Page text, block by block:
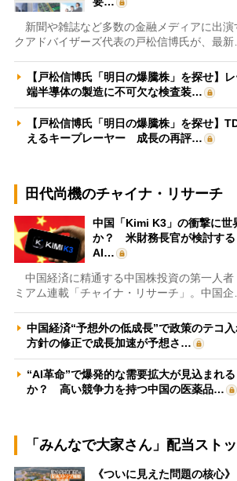
新聞や雑誌など多数の金融メディアに出演
クアドバイザーズ代表の戸松信博氏が、最新
【戸松信博氏「明日の爆騰株」を探せ】
端半導体の製造に不可欠な検査装…
【戸松信博氏「明日の爆騰株」を探せ】
えるキープレーヤー 成長の再評…
田代尚機のチャイナ・リサーチ
中国「Kimi K3」の衝撃に世
か？ 米財務長官が検討する
AI…
中国経済に精通する中国株投資の第一人者
ミアム連載「チャイナ・リサーチ」。中国企
中国経済“予想外の低成長”で政策のテコ
方針の修正で成長加速が予想さ…
“AI革命”で爆発的な需要拡大が見込まれ
か？ 高い競争力を持つ中国の医薬品…
「みんなで大家さん」配当スト
《ついに見えた問題の核心